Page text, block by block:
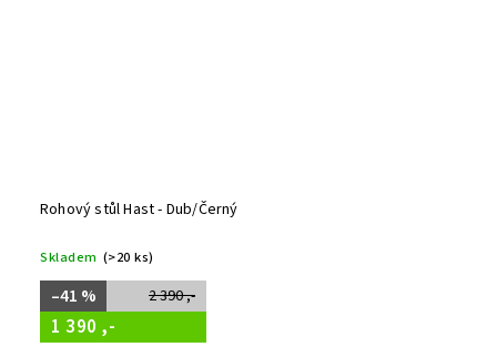
Rohový stůl Hast - Dub/Černý
Skladem (>20 ks)
2 390 ,-
–41 %
1 390 ,-